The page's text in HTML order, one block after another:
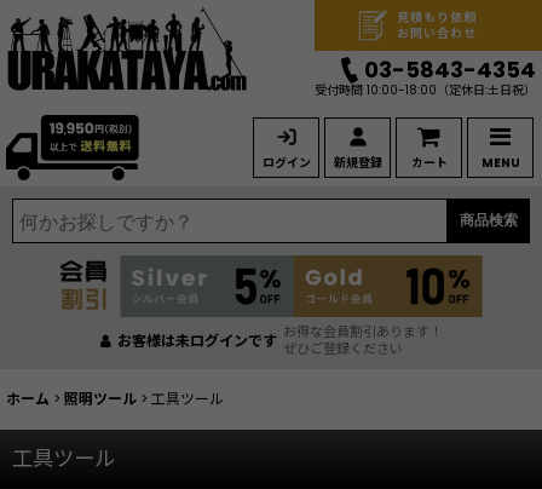
ログイン 新規登録 カート MENU
見積もり依頼
お問い合わせ
03-5843-4354
受付時間 10:00-18:00 （定休日:土日祝）
商品検索
お客様は未ログインです お得な会員割引あります！
ぜひご登録ください
ホーム > 照明ツール > 工具ツール
工具ツール